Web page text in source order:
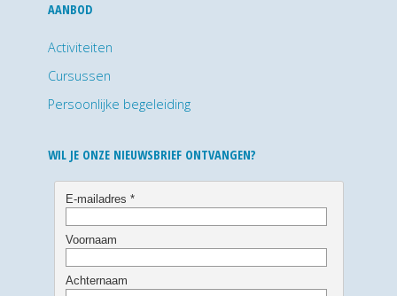
AANBOD
Activiteiten
Cursussen
Persoonlijke begeleiding
WIL JE ONZE NIEUWSBRIEF ONTVANGEN?